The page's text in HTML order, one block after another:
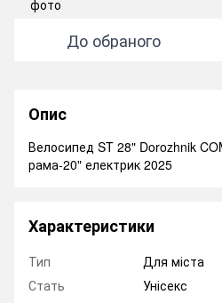
До обраного
Опис
Велосипед ST 28" Dorozhnik
рама-20" електрик 2025
Характеристики
Тип
Для міста
Стать
Унісекс